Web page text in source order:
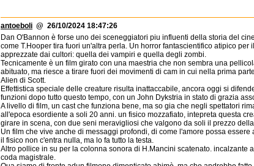
antoeboli @ 26/10/2024 18:47:26
Dan O'Bannon è forse uno dei sceneggiatori piu influenti della storia del
come T.Hooper tira fuori un'altra perla. Un horror fantascientifico atipico
apprezzate dai cultori: quella dei vampiri e quella degli zombi.
Tecnicamente è un film girato con una maestria che non sembra una
abituato, ma riesce a tirare fuori dei movimenti di cam in cui nella prima
Alien di Scott.
Effettistica speciale delle creature risulta inattaccabile, ancora oggi si
funzioni dopo tutto questo tempo, con un John Dykstria in stato di grazia
A livello di film, un cast che funziona bene, ma so gia che negli spettatori
all'epoca esordiente a soli 20 anni. un fisico mozzafiato, intepreta questa
girare in scena, con due seni meravigliosi che valgono da soli il prezzo
Un film che vive anche di messaggi profondi, di come l'amore possa
il fisico non c'entra nulla, ma lo fa tutto la testa.
Altro pollice in su per la colonna sonora di H.Mancini scatenato. incalzante
coda magistrale.